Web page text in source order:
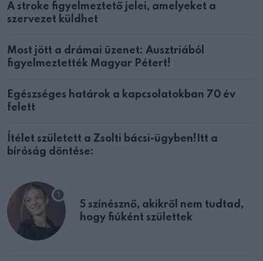
A stroke figyelmeztető jelei, amelyeket a
szervezet küldhet
Most jött a drámai üzenet: Ausztriából
figyelmeztették Magyar Pétert!
Egészséges határok a kapcsolatokban 70 év
felett
Ítélet született a Zsolti bácsi-ügyben!Itt a
bíróság döntése:
5 színésznő, akikről nem tudtad,
hogy fiúként születtek